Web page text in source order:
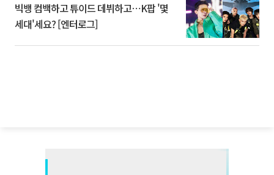
빅뱅 컴백하고 튜이드 데뷔하고⋯K팝 '몇
세대'세요? [엔터로그]